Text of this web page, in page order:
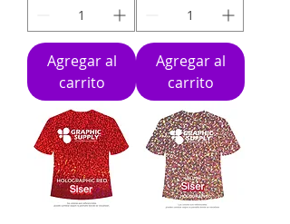
Agregar al
carrito
Agregar al
carrito